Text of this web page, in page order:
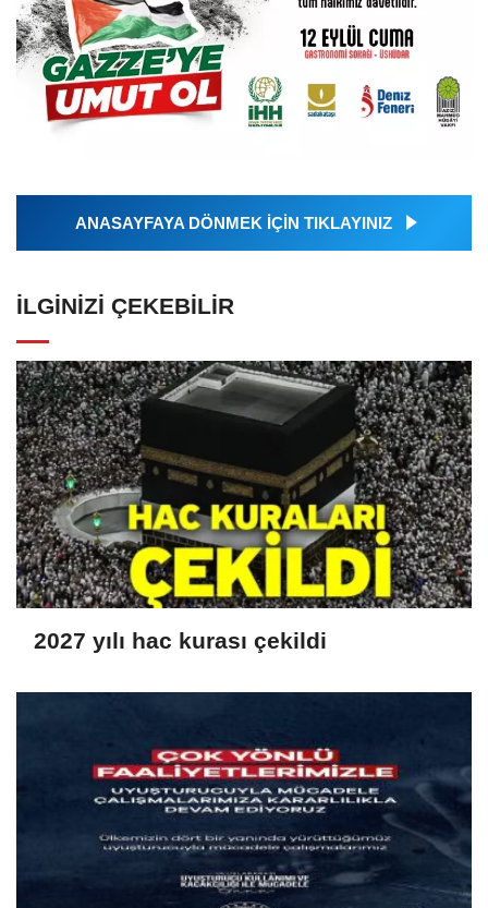
ANASAYFAYA DÖNMEK İÇİN TIKLAYINIZ
İLGINIZI ÇEKEBILIR
2027 yılı hac kurası çekildi